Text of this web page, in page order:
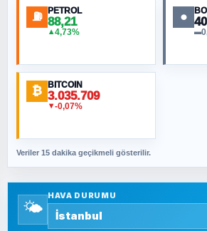
NURETTIN BÖLÜK
ORHAN KILIÇOĞLU
Fahişeye beyinli bir müstevli
SAVAŞ ŞAHİN
SEYFULLAH ÇİÇEK
⛽ PETROL
88,21
▲4,73%
●
▬
₿ BITCOIN
3.035.709
▼-0,07%
Veriler 15 dakika geçikmeli gösterilir.
🌤️
HAVA DURUMU